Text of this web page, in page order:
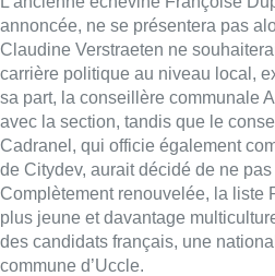
annoncée, ne se présentera pas
Claudine Verstraeten ne
carrière politique au niveau local,
sa part, la conseillère communale
avec la section, tandis que le
Cadranel, qui officie également
de Citydev, aurait décidé de ne pas
Complètement renouvelée, la liste
plus jeune et davantage
des candidats français, une
commune d’Uccle.